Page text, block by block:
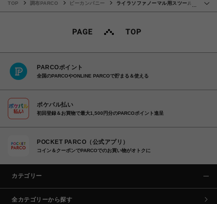
…
TOP 調布PARCO ビーカンパニー
ライラソファノーマル用スツール
PARCOポイント
全国のPARCOやONLINE PARCOで貯まる＆使える
ポケパル払い
初回登録＆お買物で最大1,500円分のPARCOポイント進呈
POCKET PARCO（公式アプリ）
コイン＆クーポンでPARCOでのお買い物がオトクに
カテゴリー
全カテゴリーから探す